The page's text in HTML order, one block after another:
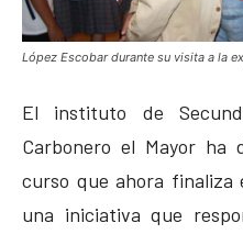
López Escobar durante su visita a la
El instituto de
Carbonero el Mayor ha
curso que ahora finaliza
una iniciativa que